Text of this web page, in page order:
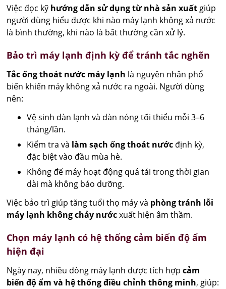
Việc đọc kỹ hướng dẫn sử dụng từ nhà sản xuất giúp
người dùng hiểu được khi nào máy lạnh không xả nước
là bình thường, khi nào là bất thường cần xử lý.
Bảo trì máy lạnh định kỳ để tránh tắc nghẽn
Tắc ống thoát nước máy lạnh là nguyên nhân phổ
biến khiến máy không xả nước ra ngoài. Người dùng
nên:
Vệ sinh dàn lạnh và dàn nóng tối thiểu mỗi 3–6
tháng/lần.
Kiểm tra và làm sạch ống thoát nước định kỳ,
đặc biệt vào đầu mùa hè.
Không để máy hoạt động quá tải trong thời gian
dài mà không bảo dưỡng.
Việc bảo trì giúp tăng tuổi thọ máy và phòng tránh lỗi
máy lạnh không chảy nướcxuất hiện âm thầm.
Chọn máy lạnh có hệ thống cảm biến độ ẩm
hiện đại
Ngày nay, nhiều dòng máy lạnh được tích hợpcảm
biến độ ẩm và hệ thống điều chỉnh thông minh, giúp: